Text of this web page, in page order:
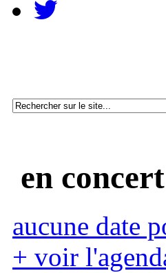
en concert
aucune date
+ voir